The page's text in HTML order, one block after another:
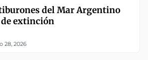
del Mar Argentino
de extinción
28, 2026